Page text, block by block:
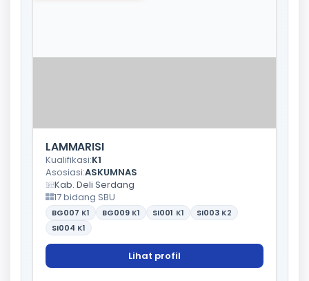
LAMMARISI
Kualifikasi:K1
Asosiasi:ASKUMNAS
Kab. Deli Serdang
17 bidang SBU
BG007 K1 BG009 K1 SI001 K1 SI003 K2
SI004 K1
Lihat profil